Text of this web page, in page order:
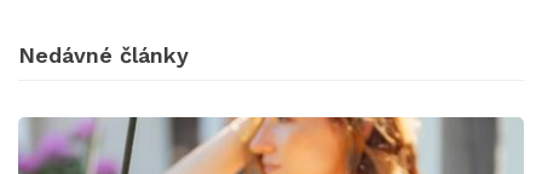
Nedávné články